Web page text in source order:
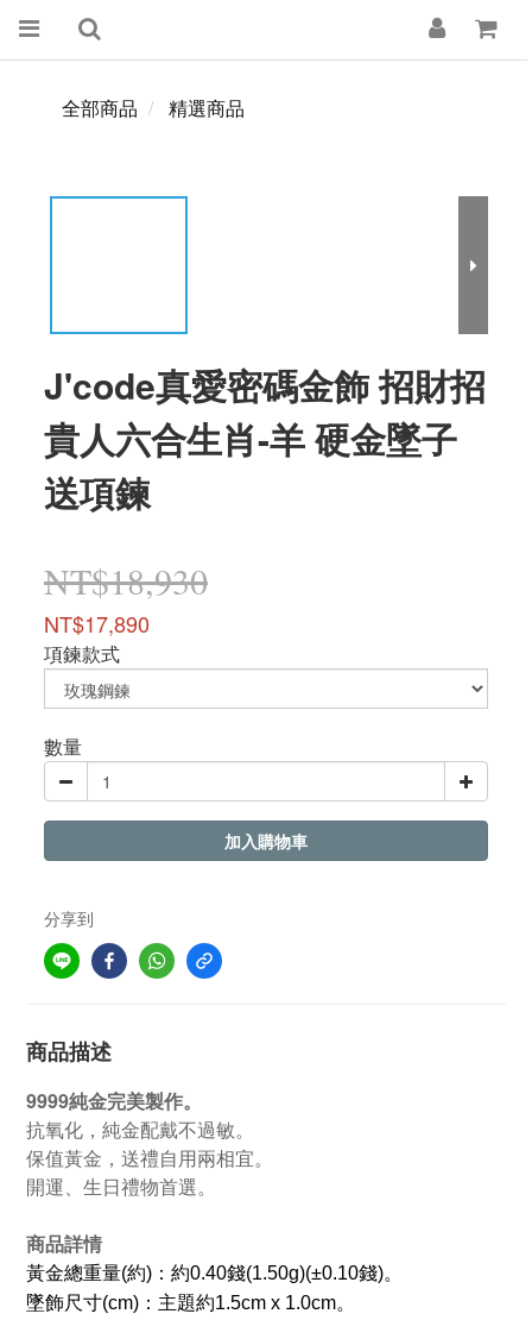
全部商品 精選商品
J'code真愛密碼金飾 招財招
貴人六合生肖-羊 硬金墜子
送項鍊
NT$18,930
NT$17,890
項鍊款式
數量
加入購物車
分享到
商品描述
9999純金完美製作。
抗氧化，純金配戴不過敏。
保值黃金，送禮自用兩相宜。
開運、生日禮物首選。
商品詳情
黃金總重量(約)：約0.40錢(1.50g)(±0.10錢)。
墜飾尺寸(cm)：主題約1.5cm x 1.0cm。